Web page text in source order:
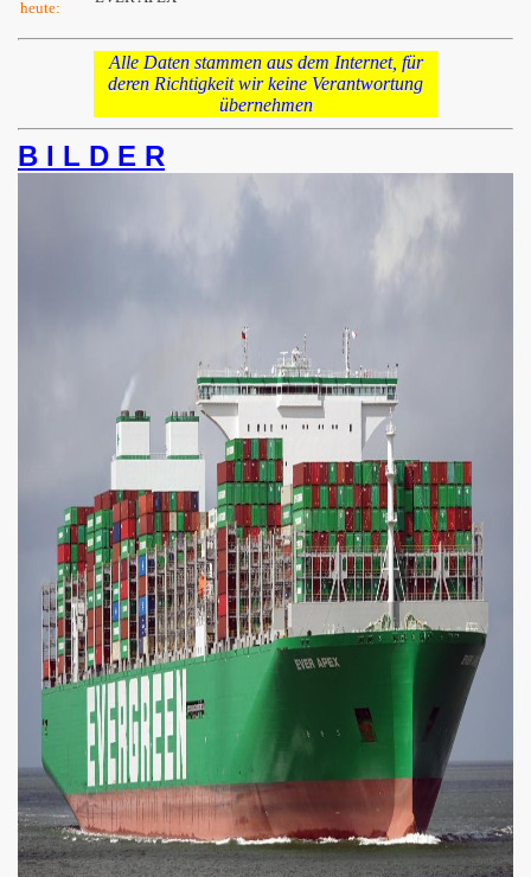
heute:
Alle Daten stammen aus dem Internet, für
deren Richtigkeit wir keine Verantwortung
übernehmen
B I L D E R